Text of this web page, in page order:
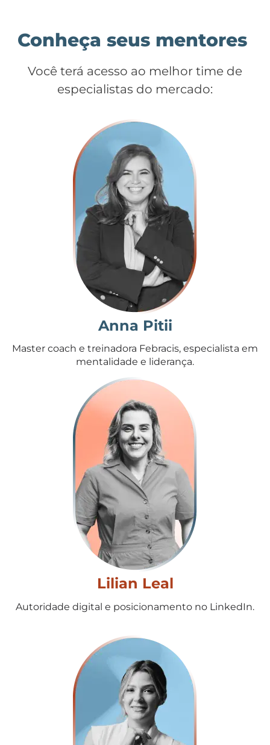
Conheça seus mentores
Você terá acesso ao melhor time de
especialistas do mercado:
Anna Pitii
Master coach e treinadora Febracis, especialista em
mentalidade e liderança.
Lilian Leal
Autoridade digital e posicionamento no LinkedIn.